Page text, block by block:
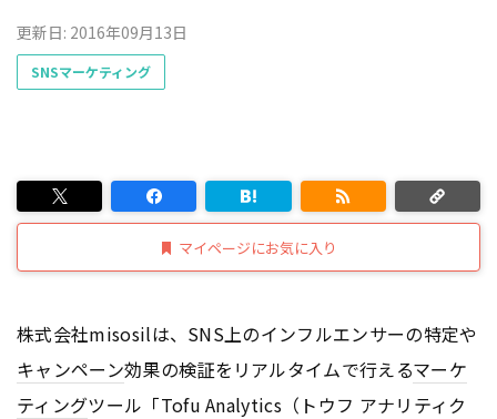
更新日: 2016年09月13日
SNSマーケティング
マイページにお気に入り
株式会社misosilは、SNS上のインフルエンサーの特定や
キャンペーン効果の検証をリアルタイムで行えるマーケ
ティングツール「Tofu Analytics（トウフ アナリティク